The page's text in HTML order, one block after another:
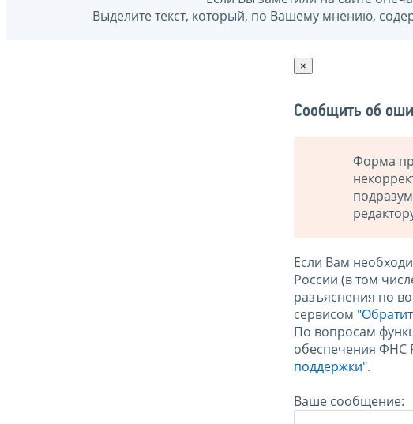
Выделите текст, который, по Вашему мнению,
×
Сообщить об
Форма
Если Вам
России (в том
разъяснения по
сервисом
По вопросам
обеспечения ФНС
поддержки".
Ваше сообщение: